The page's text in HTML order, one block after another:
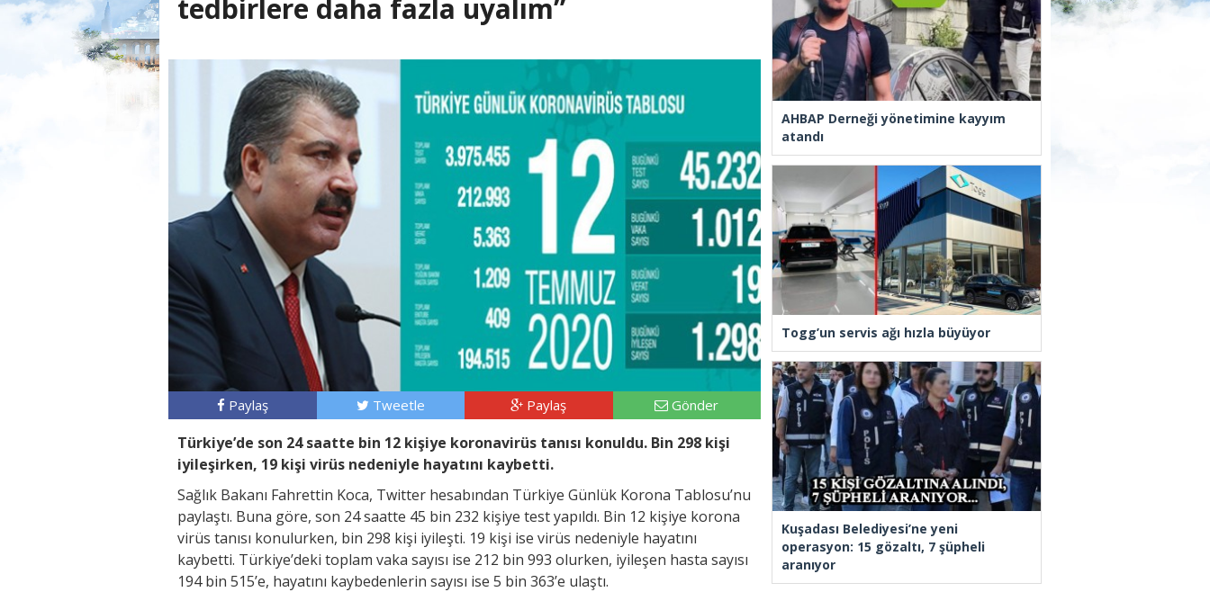
tedbirlere daha fazla uyalım”
Paylaş Tweetle Paylaş Gönder
Türkiye’de son 24 saatte bin 12 kişiye koronavirüs tanısı konuldu. Bin 298 kişi
iyileşirken, 19 kişi virüs nedeniyle hayatını kaybetti.
Sağlık Bakanı Fahrettin Koca, Twitter hesabından Türkiye Günlük Korona Tablosu’nu
paylaştı. Buna göre, son 24 saatte 45 bin 232 kişiye test yapıldı. Bin 12 kişiye korona
virüs tanısı konulurken, bin 298 kişi iyileşti. 19 kişi ise virüs nedeniyle hayatını
kaybetti. Türkiye’deki toplam vaka sayısı ise 212 bin 993 olurken, iyileşen hasta sayısı
194 bin 515’e, hayatını kaybedenlerin sayısı ise 5 bin 363’e ulaştı.
AHBAP Derneği yönetimine kayyım
atandı
Togg’un servis ağı hızla büyüyor
Kuşadası Belediyesi’ne yeni
operasyon: 15 gözaltı, 7 şüpheli
aranıyor